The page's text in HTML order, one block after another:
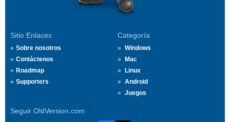
Sitio Enlaces
Sobre nosotros
Contáctenos
Roadmap
Supporters
Categoría
Windows
Mac
Linux
Android
Juegos
Seguir OldVersion.com